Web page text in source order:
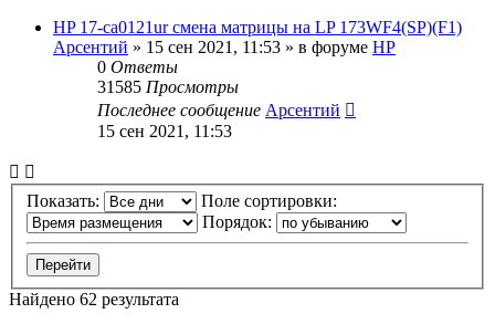
HP 17-ca0121ur смена матрицы на LP 173WF4(SP)(F1)
Арсентий » 15 сен 2021, 11:53 » в форуме HP
0 Ответы
31585 Просмотры
Последнее сообщение Арсентий
15 сен 2021, 11:53
Показать:
Поле сортировки:
Порядок:
Найдено 62 результата